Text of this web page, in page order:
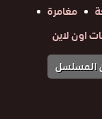
مغامرة
اون لاين
المسلسل